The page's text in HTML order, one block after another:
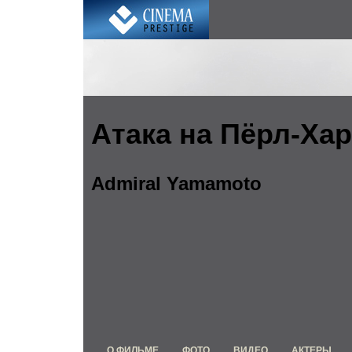
Атака на Пёрл-
Admiral Yamamoto